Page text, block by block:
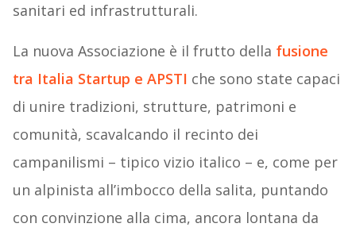
sanitari ed infrastrutturali.
La nuova Associazione è il frutto della fusione
tra Italia Startup e APSTI che sono state capaci
di unire tradizioni, strutture, patrimoni e
comunità, scavalcando il recinto dei
campanilismi – tipico vizio italico – e, come per
un alpinista all’imbocco della salita, puntando
con convinzione alla cima, ancora lontana da